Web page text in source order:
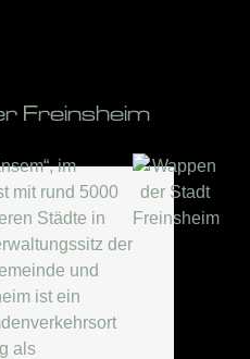
Freinsheim
im
mit rund 5000
Städte in
der
und
ist ein
als